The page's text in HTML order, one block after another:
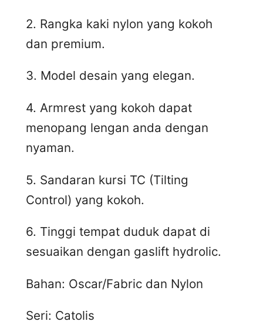
2. Rangka kaki nylon yang kokoh
dan premium.
3. Model desain yang elegan.
4. Armrest yang kokoh dapat
menopang lengan anda dengan
nyaman.
5. Sandaran kursi TC (Tilting
Control) yang kokoh.
6. Tinggi tempat duduk dapat di
sesuaikan dengan gaslift hydrolic.
Bahan: Oscar/Fabric dan Nylon
Seri: Catolis